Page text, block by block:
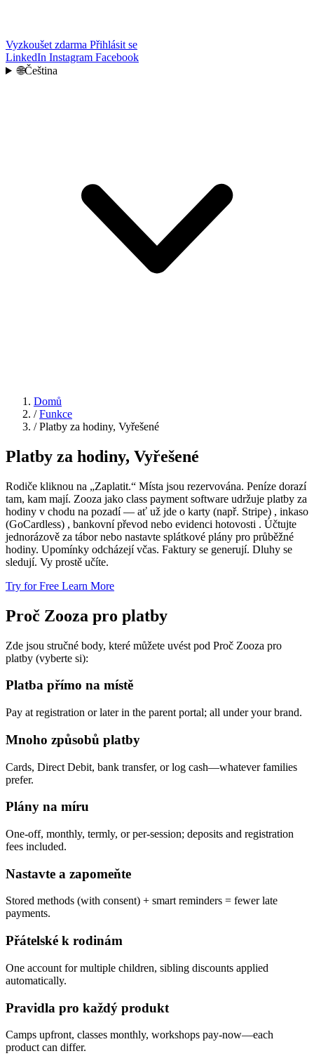
Vyzkoušet zdarma Přihlásit se
LinkedIn Instagram Facebook
🌐Čeština
Domů
/ Funkce
/ Platby za hodiny, Vyřešené
Platby za hodiny, Vyřešené
Rodiče kliknou na „Zaplatit.“ Místa jsou rezervována. Peníze dorazí
tam, kam mají. Zooza jako class payment software udržuje platby za
hodiny v chodu na pozadí — ať už jde o karty (např. Stripe) , inkaso
(GoCardless) , bankovní převod nebo evidenci hotovosti . Účtujte
jednorázově za tábor nebo nastavte splátkové plány pro průběžné
hodiny. Upomínky odcházejí včas. Faktury se generují. Dluhy se
sledují. Vy prostě učíte.
Try for Free Learn More
Proč Zooza pro platby
Zde jsou stručné body, které můžete uvést pod Proč Zooza pro
platby (vyberte si):
Platba přímo na místě
Pay at registration or later in the parent portal; all under your brand.
Mnoho způsobů platby
Cards, Direct Debit, bank transfer, or log cash—whatever families
prefer.
Plány na míru
One-off, monthly, termly, or per-session; deposits and registration
fees included.
Nastavte a zapomeňte
Stored methods (with consent) + smart reminders = fewer late
payments.
Přátelské k rodinám
One account for multiple children, sibling discounts applied
automatically.
Pravidla pro každý produkt
Camps upfront, classes monthly, workshops pay-now—each
product can differ.